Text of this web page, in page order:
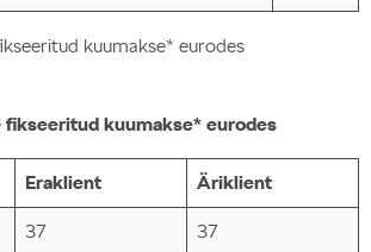
kuumakse* eurodes
fikseeritud kuumakse* eurodes
Eraklient Äriklient
37 37